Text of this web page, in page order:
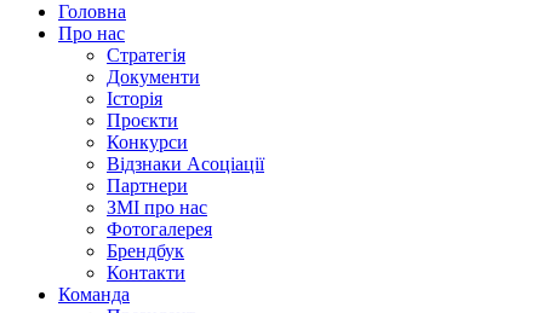
Головна
Про нас
Стратегія
Документи
Історія
Проєкти
Конкурси
Відзнаки Асоціації
Партнери
ЗМІ про нас
Фотогалерея
Брендбук
Контакти
Команда